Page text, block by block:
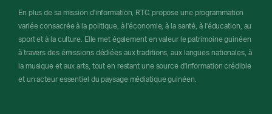
En plus de sa mission d'information, RTG propose une programmation
variée consacrée à la politique, à l'économie, à la santé, à l'éducation, au
sport et à la culture. Elle met également en valeur le patrimoine guinéen
à travers des émissions dédiées aux traditions, aux langues nationales, à
la musique et aux arts, tout en restant une source d'information crédible
et un acteur essentiel du paysage médiatique guinéen.